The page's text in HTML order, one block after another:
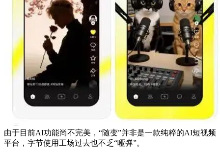
由于目前AI功能尚不完美，“随变”并非是一款纯粹的AI短视频
平台，字节使用工场过去也不乏“哑弹”。